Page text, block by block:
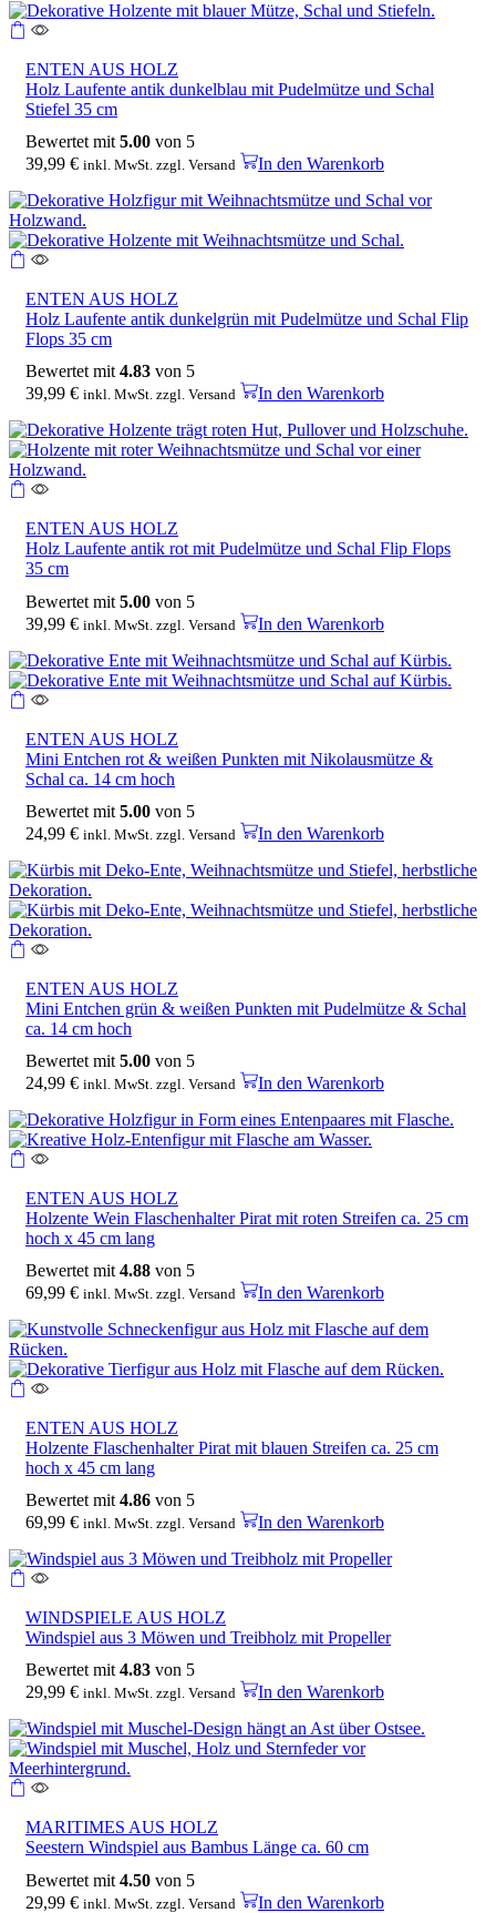
ENTEN AUS HOLZ
Holz Laufente antik dunkelblau mit Pudelmütze und Schal
Stiefel 35 cm
Bewertet mit 5.00 von 5
39,99 € inkl. MwSt. zzgl. Versand In den Warenkorb
ENTEN AUS HOLZ
Holz Laufente antik dunkelgrün mit Pudelmütze und Schal Flip
Flops 35 cm
Bewertet mit 4.83 von 5
39,99 € inkl. MwSt. zzgl. Versand In den Warenkorb
ENTEN AUS HOLZ
Holz Laufente antik rot mit Pudelmütze und Schal Flip Flops
35 cm
Bewertet mit 5.00 von 5
39,99 € inkl. MwSt. zzgl. Versand In den Warenkorb
ENTEN AUS HOLZ
Mini Entchen rot & weißen Punkten mit Nikolausmütze &
Schal ca. 14 cm hoch
Bewertet mit 5.00 von 5
24,99 € inkl. MwSt. zzgl. Versand In den Warenkorb
ENTEN AUS HOLZ
Mini Entchen grün & weißen Punkten mit Pudelmütze & Schal
ca. 14 cm hoch
Bewertet mit 5.00 von 5
24,99 € inkl. MwSt. zzgl. Versand In den Warenkorb
ENTEN AUS HOLZ
Holzente Wein Flaschenhalter Pirat mit roten Streifen ca. 25 cm
hoch x 45 cm lang
Bewertet mit 4.88 von 5
69,99 € inkl. MwSt. zzgl. Versand In den Warenkorb
ENTEN AUS HOLZ
Holzente Flaschenhalter Pirat mit blauen Streifen ca. 25 cm
hoch x 45 cm lang
Bewertet mit 4.86 von 5
69,99 € inkl. MwSt. zzgl. Versand In den Warenkorb
WINDSPIELE AUS HOLZ
Windspiel aus 3 Möwen und Treibholz mit Propeller
Bewertet mit4.83 von 5
29,99 € inkl. MwSt. zzgl. Versand In den Warenkorb
MARITIMES AUS HOLZ
Seestern Windspiel aus Bambus Länge ca. 60 cm
Bewertet mit 4.50 von 5
29,99 € inkl. MwSt. zzgl. Versand In den Warenkorb